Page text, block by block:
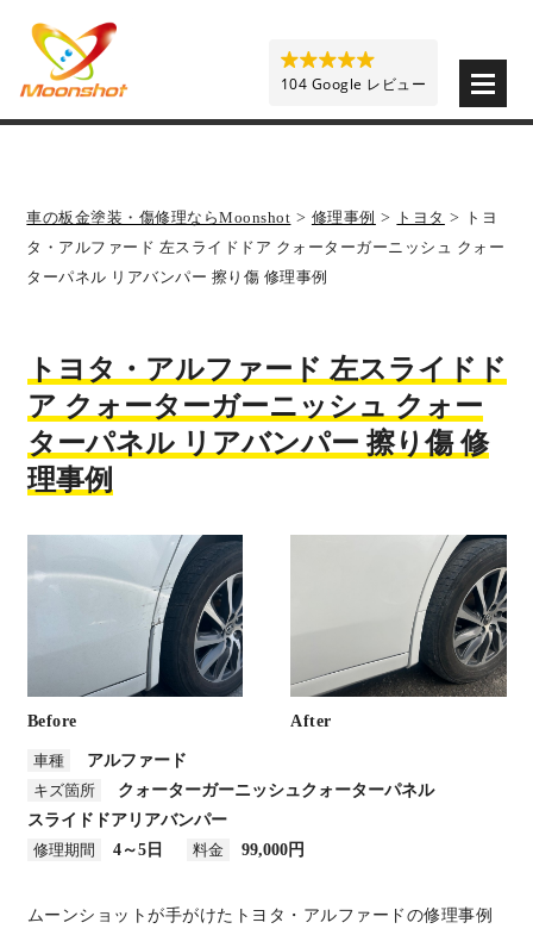
車の板金塗装・傷修理ならMoonshot > 修理事例 > トヨタ >
トヨ
タ・アルファード 左スライドドア クォーターガーニッシュ クォー
ターパネル リアバンパー 擦り傷 修理事例
トヨタ・アルファード 左スライドド
ア クォーターガーニッシュ クォー
ターパネル リアバンパー 擦り傷 修
理事例
Before After
車種
アルファード
キズ箇所
クォーターガーニッシュクォーターパネル
スライドドアリアバンパー
修理期間
4～5日 料金 99,000円
ムーンショットが手がけたトヨタ・アルファードの修理事例
104 Google レビュー